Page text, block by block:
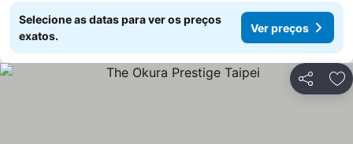
Selecione as datas para ver os preços
exatos.
Ver preços
Partilhar